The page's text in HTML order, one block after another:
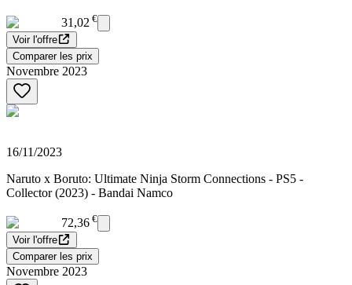
31,02 €
Voir l'offre
Comparer les prix
Novembre 2023
16/11/2023
Naruto x Boruto: Ultimate Ninja Storm Connections - PS5 -
Collector (2023) - Bandai Namco
72,36 €
Voir l'offre
Comparer les prix
Novembre 2023